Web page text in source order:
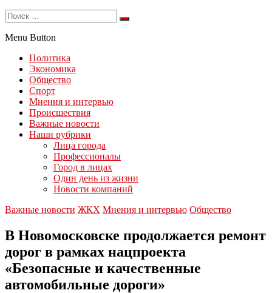
Menu Button
Политика
Экономика
Общество
Спорт
Мнения и интервью
Происшествия
Важные новости
Наши рубрики
Лица города
Профессионалы
Город в лицах
Один день из жизни
Новости компаний
Важные новости ЖКХ Мнения и интервью Общество
В Новомосковске продолжается ремонт
дорог в рамках нацпроекта
«Безопасные и качественные
автомобильные дороги»